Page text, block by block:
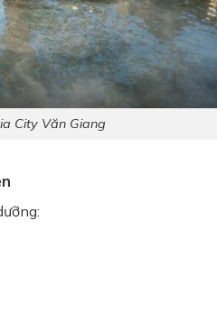
City Văn Giang